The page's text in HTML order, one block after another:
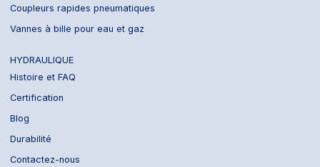
Coupleurs rapides pneumatiques
Vannes à bille pour eau et gaz
HYDRAULIQUE
Histoire et FAQ
Certification
Blog
Durabilité
Contactez-nous